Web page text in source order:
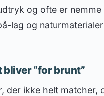
og ofte er
lag og
bliver “for brunt”
der ikke helt matcher,